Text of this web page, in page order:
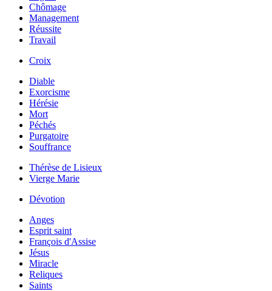
Chômage
Management
Réussite
Travail
Croix
Diable
Exorcisme
Hérésie
Mort
Péchés
Purgatoire
Souffrance
Thérèse de Lisieux
Vierge Marie
Dévotion
Anges
Esprit saint
François d'Assise
Jésus
Miracle
Reliques
Saints